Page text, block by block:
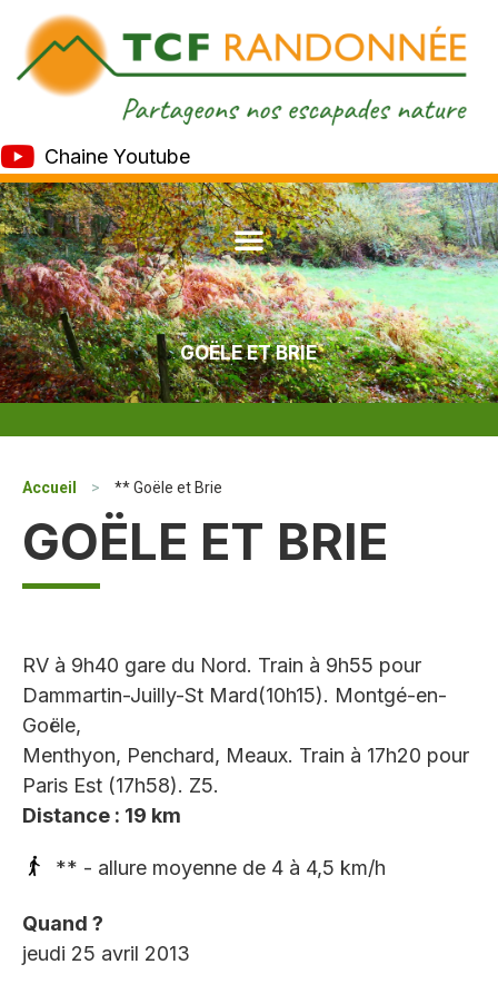
Chaine Youtube
GOËLE ET BRIE
Accueil > ** Goële et Brie
GOËLE ET BRIE
RV à 9h40 gare du Nord. Train à 9h55 pour
Dammartin-Juilly-St Mard(10h15). Montgé-en-
Goële,
Menthyon, Penchard, Meaux. Train à 17h20 pour
Paris Est (17h58). Z5.
Distance : 19 km
** - allure moyenne de 4 à 4,5 km/h
Quand ?
jeudi 25 avril 2013